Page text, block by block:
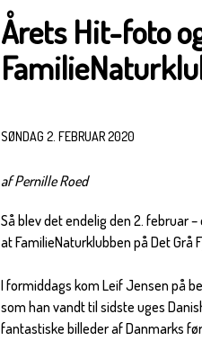
Årets Hit-foto
SØNDAG 2. FEBRUAR 2020
af Pernille Roed
Så blev det endelig den 2. februar
at FamilieNaturklubben på Det Grå
I formiddags kom Leif Jensen på
som han vandt til sidste uges
fantastiske billeder af Danmarks